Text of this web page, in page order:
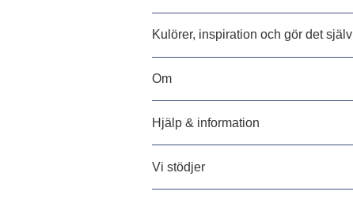
Kulörer, inspiration och gör det själv
Om
Hjälp & information
Vi stödjer